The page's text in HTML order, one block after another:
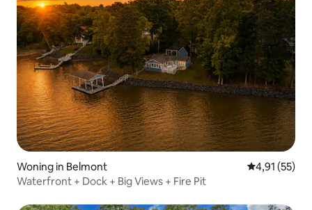
Woning in Belmont Gemiddelde
4,91 (55)
Waterfront + Dock + Big Views + Fire Pit